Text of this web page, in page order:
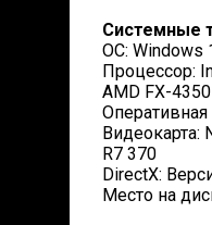
Системные
ОС: Windows
Процессор:
AMD FX-4350
Видеокарта:
R7 370
DirectX:
Место на